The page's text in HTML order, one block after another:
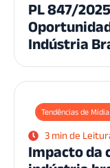
PL 847/
Indústria
Tendências de
3 min de
Impacto da